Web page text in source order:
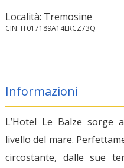
Località: Tremosine
CIN: IT017189A14LRCZ73Q
Informazioni
L’Hotel Le Balze sorge
livello del mare.
circostante, dalle sue